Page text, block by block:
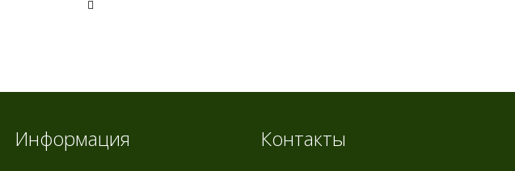
Информация Контакты